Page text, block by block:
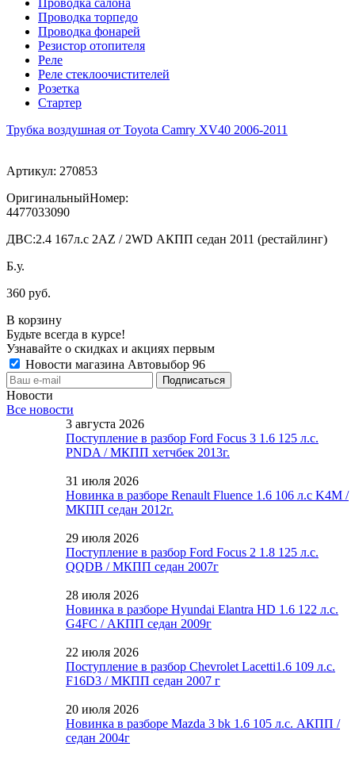
Проводка торпедо
Проводка фонарей
Резистор отопителя
Реле
Реле стеклоочистителей
Розетка
Стартер
Трубка воздушная от Toyota Camry XV40 2006-2011
Артикул: 270853
ОригинальныйНомер:
4477033090
ДВС:2.4 167л.с 2AZ / 2WD АКПП седан 2011 (рестайлинг)
Б.у.
360 руб.
В корзину
Будьте всегда в курсе!
Узнавайте о скидках и акциях первым
Новости магазина Автовыбор 96
Новости
Все новости
3 августа 2026
Поступление в разбор Ford Focus 3 1.6 125 л.с.
PNDA / МКПП хетчбек 2013г.
31 июля 2026
Новинка в разборе Renault Fluence 1.6 106 л.с K4M /
МКПП седан 2012г.
29 июля 2026
Поступление в разбор Ford Focus 2 1.8 125 л.с.
QQDB / МКПП седан 2007г
28 июля 2026
Новинка в разборе Hyundai Elantra HD 1.6 122 л.с.
G4FC / АКПП седан 2009г
22 июля 2026
Поступление в разбор Chevrolet Lacetti1.6 109 л.с.
F16D3 / МКПП седан 2007 г
20 июля 2026
Новинка в разборе Mazda 3 bk 1.6 105 л.с. АКПП /
седан 2004г